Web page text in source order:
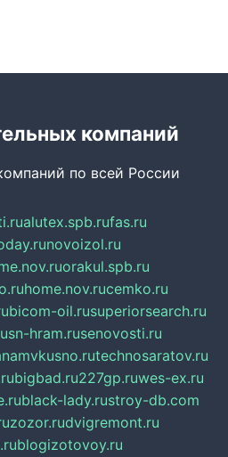
компаний
по всей России
alutex.spb.rufas.ru
novoizol.ru
orakul.spb.ru
home.nov.rucemko.ru
bicom-oil.rusuperiorsearch.ru
sn-hram.rusenovosti.ru
technosaratov.ru
bigbad.ru227gp.ruwes-ex.ru
black-lady.rustroy-db.com
zozor.rudvigremont.ru
blogizotovoy.ru